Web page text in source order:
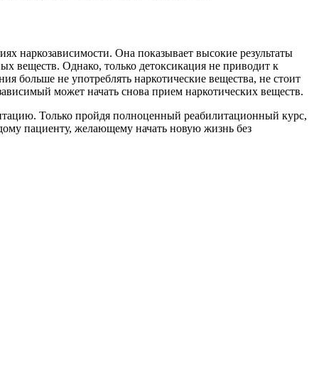
наркозависимости. Она показывает высокие результаты
веществ. Однако, только детоксикация не приводит к
больше не употреблять наркотические вещества, не стоит
может начать снова прием наркотических веществ.
Только пройдя полноценный реабилитационный курс,
пациенту, желающему начать новую жизнь без